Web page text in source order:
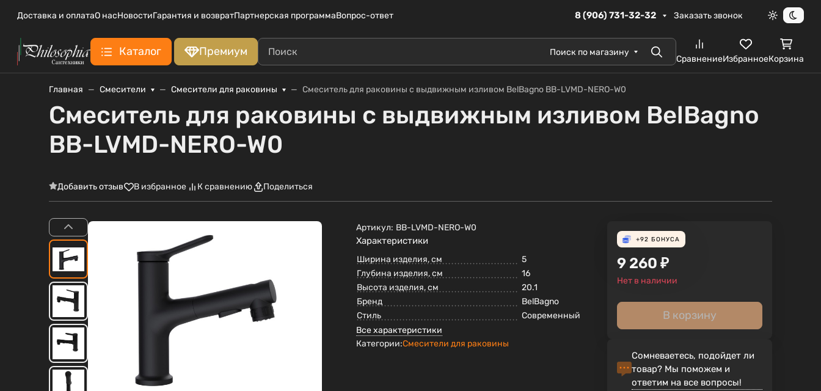
Доставка и оплатаО насНовостиГарантия и возвратПартнерская программаВопрос-ответ 8 (906) 731-32-32 Заказать звонок
Светлая
Каталог Премиум Поиск по магазину ПоискСравнениеИзбранноеКорзина
Главная Смесители Смесители для раковины Смеситель для раковины с выдвижным изливом BelBagno BB-LVMD-NERO-W0
Смеситель для раковины с выдвижным изливом BelBagno
BB-LVMD-NERO-W0
Добавить отзыв В избранное К сравнению Поделиться
Артикул: BB-LVMD-NERO-W0
Характеристики
Ширина изделия, см
5
Глубина изделия, см
16
Высота изделия, см
20.1
Бренд
BelBagno
Стиль
Современный
Все характеристики
Категории:Смесители для раковины
+92 БОНУСА
9 260 ₽
Нет в наличии
В корзину
Сомневаетесь, подойдет ли
товар? Мы поможем и
ответим на все вопросы!